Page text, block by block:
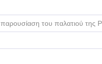
παρουσίαση του παλατιού της